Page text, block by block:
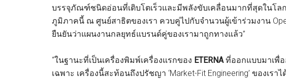
บรรจุภัณฑ์ชนิดอ่อนที่เติบโตเร็วและมีพลังขับเคลื่อนมากที่สุดในโลก
ภูมิภาคนี้ ณ ศูนย์สาธิตของเรา ควบคู่ไปกับจำนวนผู้เข้าร่วมงาน
ยืนยันว่าแผนงานกลยุทธ์แบรนด์คู่ของเรามาถูกทางแล้ว”
“ในฐานะที่เป็นเครื่องพิมพ์เครื่องแรกของ ETERNAที่ออกแบบมาเพื่
เฉพาะ เครื่องนี้สะท้อนถึงปรัชญา ‘Market-Fit Engineering’ ของเร